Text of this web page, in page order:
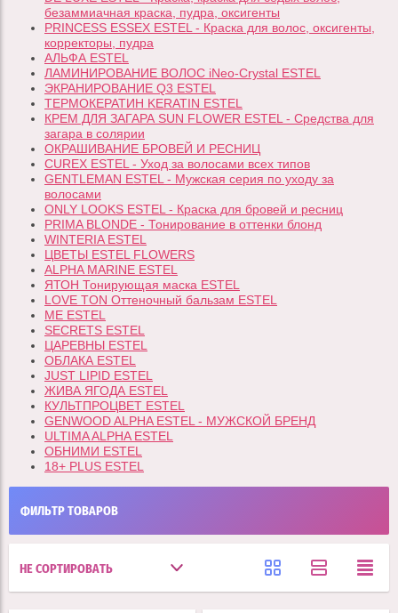
безаммиачная краска, пудра, оксигенты
PRINCESS ESSEX ESTEL - Краска для волос, оксигенты,
корректоры, пудра
АЛЬФА ESTEL
ЛАМИНИРОВАНИЕ ВОЛОС iNeo-Crystal ESTEL
ЭКРАНИРОВАНИЕ Q3 ESTEL
ТЕРМОКЕРАТИН KERATIN ESTEL
КРЕМ ДЛЯ ЗАГАРА SUN FLOWER ESTEL - Средства для
загара в солярии
ОКРАШИВАНИЕ БРОВЕЙ И РЕСНИЦ
CUREX ESTEL - Уход за волосами всех типов
GENTLEMAN ESTEL - Мужская серия по уходу за
волосами
ONLY LOOKS ESTEL - Краска для бровей и ресниц
PRIMA BLONDE - Тонирование в оттенки блонд
WINTERIA ESTEL
ЦВЕТЫ ESTEL FLOWERS
ALPHA MARINE ESTEL
ЯТОН Тонирующая маска ESTEL
LOVE TON Оттеночный бальзам ESTEL
ME ESTEL
SECRETS ESTEL
ЦАРЕВНЫ ESTEL
ОБЛАКА ESTEL
JUST LIPID ESTEL
ЖИВА ЯГОДА ESTEL
КУЛЬТПРОЦВЕТ ESTEL
GENWOOD ALPHA ESTEL - МУЖСКОЙ БРЕНД
ULTIMA ALPHA ESTEL
ОБНИМИ ESTEL
18+ PLUS ESTEL
ФИЛЬТР ТОВАРОВ
НЕ СОРТИРОВАТЬ